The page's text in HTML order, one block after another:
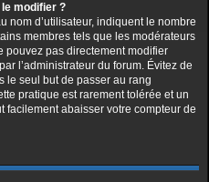
le modifier ?
nom d’utilisateur, indiquent le nombre
membres tels que les modérateurs
pouvez pas directement modifier
l’administrateur du forum. Évitez de
le seul but de passer au rang
pratique est rarement tolérée et un
facilement abaisser votre compteur de